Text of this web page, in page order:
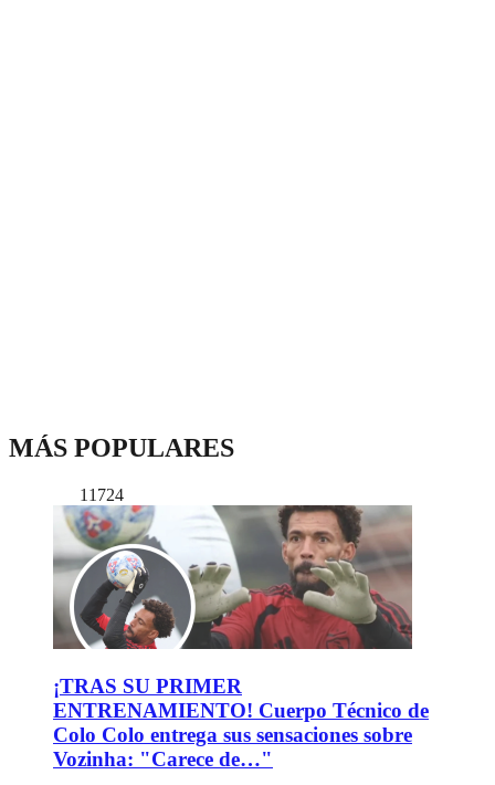
MÁS POPULARES
11724
¡TRAS SU PRIMER
ENTRENAMIENTO! Cuerpo Técnico de
Colo Colo entrega sus sensaciones sobre
Vozinha: "Carece de…"